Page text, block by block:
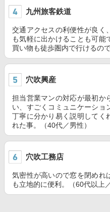
九州旅客鉄道
交通アクセスの利便性が良く
も気軽に出かけることも可能
買い物も徒歩圏内で行けるの
穴吹興産
担当営業マンの対応が最初か
い、すごくコミュニケーショ
丁寧に分かり易く説明してく
れた事。（40代／男性）
穴吹工務店
気密性が高いので窓を閉めれ
も立地的に便利。（60代以上